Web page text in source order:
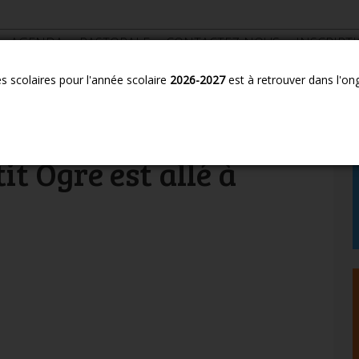
AGENDA PASTORALE CONTACTEZ-NOUS
monde: en
Ogre est allé à
scolaires pour l'année scolaire 2026-2027est à retrouver dans